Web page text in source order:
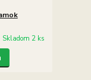
Skladom 2 ks